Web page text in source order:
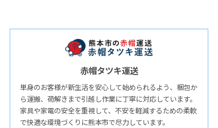
赤帽タツキ運送
単身のお客様が新生活を安心して始められるよう、梱包か
ら運搬、荷解きまで引越し作業に丁寧に対応しています。
家具や家電の安全を重視して、不安を軽減するための柔軟
で快適な環境づくりに熊本市で尽力しています。